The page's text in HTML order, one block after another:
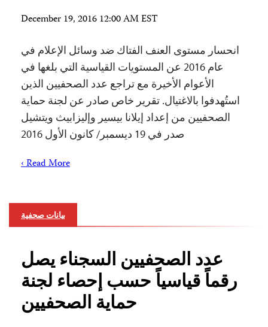
December 19, 2016 12:00 AM EST
انحسار مستوى العنف الفتاك ضد وسائل الإعلام في
عام 2016 عن المستويات القياسية التي بلغها في
الأعوام الأخيرة مع تراجع عدد الصحفيين الذين
استُهدفوا بالاغتيال. تقرير خاص صادر عن لجنة حماية
الصحفيين من إعداد إيلانا بيسير وإليزابيث ويتشيل
صدر في 19 ديسمبر/ كانون الأول 2016
Read More ›
بيانات صحفية
عدد الصحفيين السجناء يصل
رقماً قياسياً حسب إحصاء لجنة
حماية الصحفيين